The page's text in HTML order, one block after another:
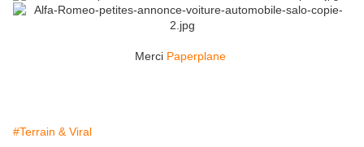
Merci Paperplane
#Terrain & Viral